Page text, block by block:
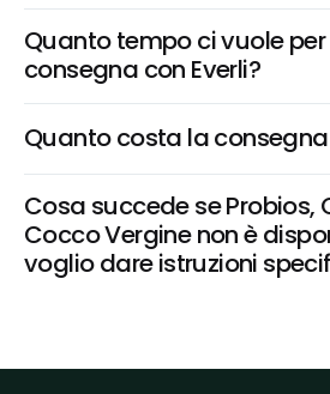
Quanto tempo ci vuole
consegna con Everli?
Quanto costa la consegna
Cosa succede se Probios,
Cocco Vergine non è
voglio dare istruzioni